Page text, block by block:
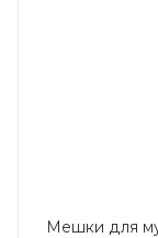
Мешки для